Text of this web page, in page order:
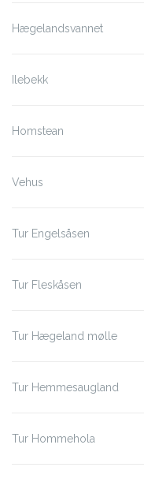
Hægelandsvannet
Ilebekk
Homstean
Vehus
Tur Engelsåsen
Tur Fleskåsen
Tur Hægeland mølle
Tur Hemmesaugland
Tur Hommehola